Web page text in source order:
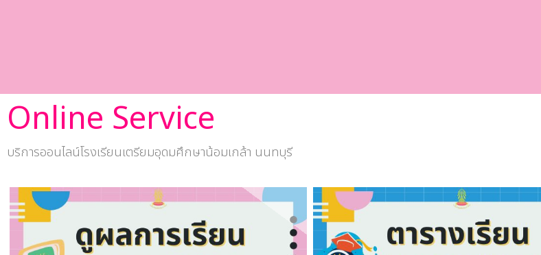
Online Service
บริการออนไลน์โรงเรียนเตรียมอุดมศึกษาน้อมเกล้า นนทบุรี